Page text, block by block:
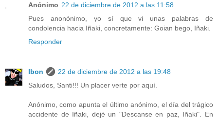
Anónimo 22 de diciembre de 2012 a las 11:58
Pues anonónimo, yo sí que vi unas palabras de
condolencia hacia Iñaki, concretamente: Goian bego, Iñaki.
Responder
Ibon
22 de diciembre de 2012 a las 19:48
Saludos, Santi!!! Un placer verte por aquí.
Anónimo, como apunta el último anónimo, el día del trágico
accidente de Iñaki, dejé un "Descanse en paz, Iñaki". En